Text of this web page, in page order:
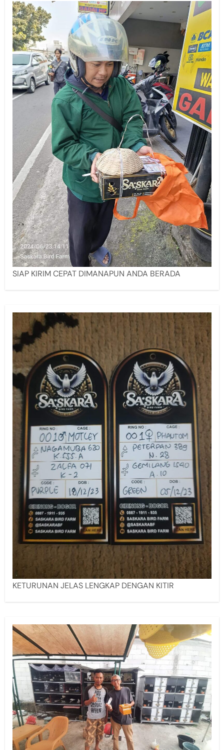
SIAP KIRIM CEPAT DIMANAPUN ANDA BERADA
KETURUNAN JELAS LENGKAP DENGAN KITIR